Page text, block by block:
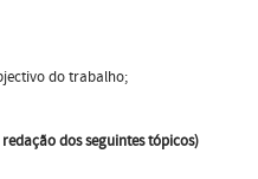
do trabalho;
dos seguintes tópicos)